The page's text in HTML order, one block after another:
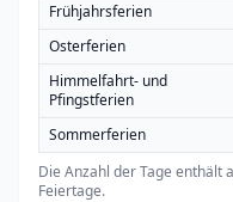
Frühjahrsferien
Osterferien
Himmelfahrt- und
Pfingstferien
Sommerferien
Die Anzahl der Tage enthält
Feiertage.